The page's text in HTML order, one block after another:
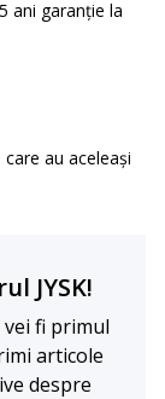
ani garanție la
au aceleași
JYSK!
vei fi primul
articole
despre